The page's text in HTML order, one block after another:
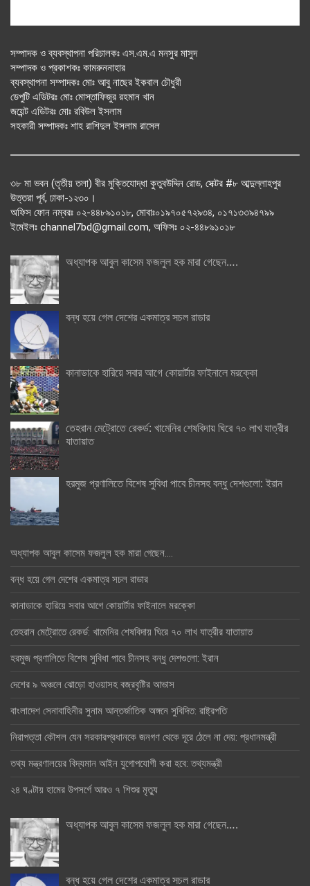
সম্পাদক ও ব্যবস্থাপনা পরিচালকঃ এস.এম.এ মনসুর মাসুদ
সম্পাদক ও প্রকাশকঃ কামরুননাহার
ব্যবস্থাপনা সম্পাদকঃ মোঃ আবু নাছের ইকবাল চৌধুরী
ডেপুটি এডিটরঃ মোঃ মোস্তাফিজুর রহমান খান
জয়েন্ট এডিটরঃ মোঃ রবিউল ইসলাম
সহকারী সম্পাদকঃ শাহ রাশিদুল ইসলাম রাসেল
৩৮ মা ভবন (তৃতীয় তলা) বীর মুক্তিযোদ্ধা কুতুবউদ্দিন রোড, সেক্টর #৮ আব্দুল্লাহপুর
উত্তরা পূর্ব, ঢাকা-১২৩০।
অফিস ফোন নম্বরঃ ০২-৪৪৮৯১০১৮, মোবাঃ০১৯৭০৫৭২৯৩৪, ০১৭১৩৩৯৪৭৯৯
ইমেইলঃ channel7bd@gmail.com, অফিসঃ ০২-৪৪৮৯১০১৮
অধ্যাপক আবুল কাসেম ফজলুল হক মারা গেছেন….
বন্ধ হয়ে গেল দেশের একমাত্র সচল রাডার
কানাডাকে হারিয়ে সবার আগে কোয়ার্টার ফাইনালে মরক্কো
তেহরান মেট্রোতে রেকর্ড: খামেনির শেষবিদায় ঘিরে ৭০ লাখ যাত্রীর
যাতায়াত
হরমুজ প্রণালিতে বিশেষ সুবিধা পাবে চীনসহ বন্ধু দেশগুলো: ইরান
অধ্যাপক আবুল কাসেম ফজলুল হক মারা গেছেন….
বন্ধ হয়ে গেল দেশের একমাত্র সচল রাডার
কানাডাকে হারিয়ে সবার আগে কোয়ার্টার ফাইনালে মরক্কো
তেহরান মেট্রোতে রেকর্ড: খামেনির শেষবিদায় ঘিরে ৭০ লাখ যাত্রীর যাতায়াত
হরমুজ প্রণালিতে বিশেষ সুবিধা পাবে চীনসহ বন্ধু দেশগুলো: ইরান
দেশের ৯ অঞ্চলে ঝোড়ো হাওয়াসহ বজ্রবৃষ্টির আভাস
বাংলাদেশ সেনাবাহিনীর সুনাম আন্তর্জাতিক অঙ্গনে সুবিদিত: রাষ্ট্রপতি
নিরাপত্তা কৌশল যেন সরকারপ্রধানকে জনগণ থেকে দূরে ঠেলে না দেয়: প্রধানমন্ত্রী
তথ্য মন্ত্রণালয়ের বিদ্যমান আইন যুগোপযোগী করা হবে: তথ্যমন্ত্রী
২৪ ঘণ্টায় হামের উপসর্গে আরও ৭ শিশুর মৃত্যু
অধ্যাপক আবুল কাসেম ফজলুল হক মারা গেছেন….
বন্ধ হয়ে গেল দেশের একমাত্র সচল রাডার